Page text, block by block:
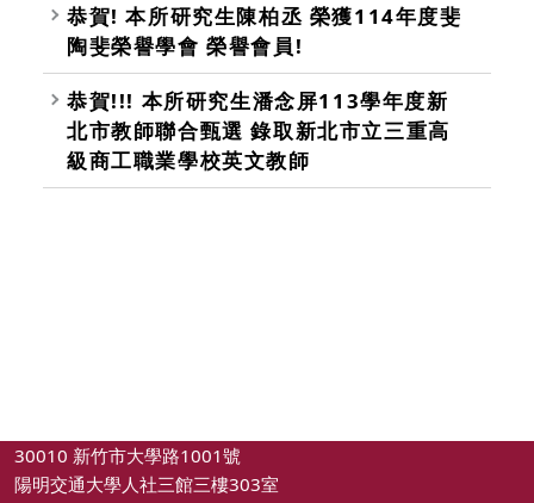
恭賀! 本所研究生陳柏丞 榮獲114年度斐
陶斐榮譽學會 榮譽會員!
恭賀!!! 本所研究生潘念屏113學年度新
北市教師聯合甄選 錄取新北市立三重高
級商工職業學校英文教師
30010 新竹市大學路1001號
陽明交通大學人社三館三樓303室